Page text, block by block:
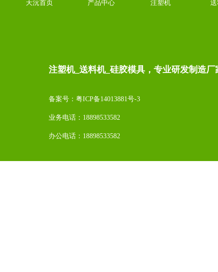
天沅首页 产品中心 注塑机
注塑机_送料机_硅胶模具，专业研发制造
备案号： 粤ICP备14013881号-3
业务电话：18898533582
办公电话：18898533582